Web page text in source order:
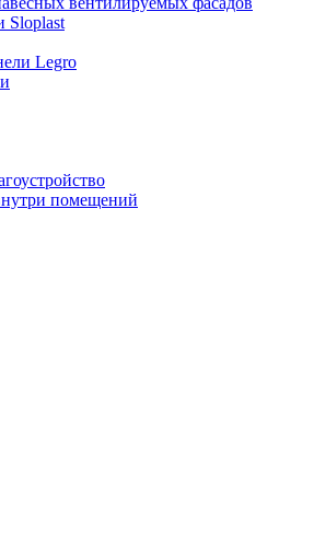
Sloplast
Legro
помещений